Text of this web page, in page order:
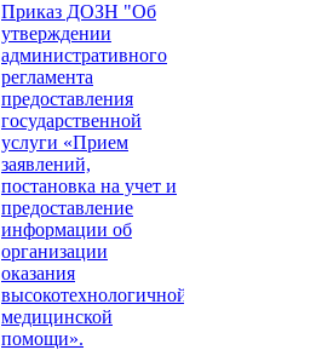
Приказ ДОЗН "Об
утверждении
административного
регламента
предоставления
государственной
услуги «Прием
заявлений,
постановка на учет и
предоставление
информации об
организации
оказания
высокотехнологичной
медицинской
помощи».